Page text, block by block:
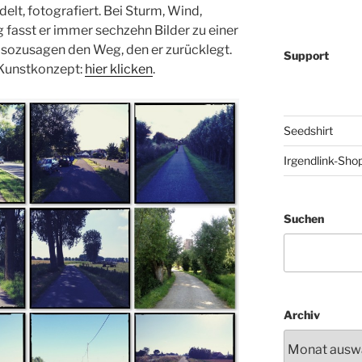
fotografiert. Bei Sturm, Wind,
fasst er immer sechzehn Bilder zu einer
den Weg, den er zurücklegt.
hier klicken.
Support
Seedshirt
Irgendlink-
Suchen
Archiv